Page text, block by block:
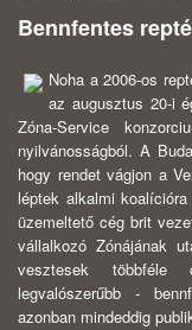
Bennfentes
Noha a 2006-os
az augusztus 20-i
Zóna-Service
nyilvánosságból. A
hogy rendet vágjon a
léptek alkalmi
üzemeltető cég brit
vállalkozó Zónájának
vesztesek többféle
legvalószerűbb -
azonban mindeddig